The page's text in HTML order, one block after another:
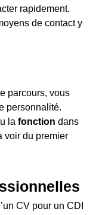
rapidement.
de contact y
parcours, vous
personnalité.
la fonction dans
voir du premier
CV pour un CDI